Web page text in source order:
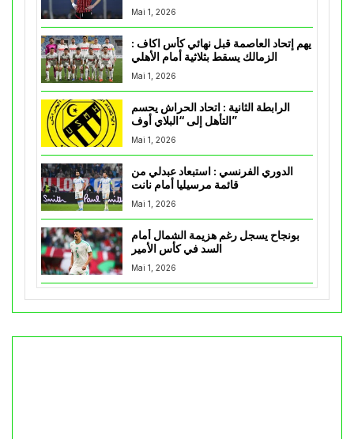
Mai 1, 2026
يهم إتحاد العاصمة قبل نهائي كأس اكاف :
الزمالك يسقط بثلاثية أمام الأهلي
Mai 1, 2026
الرابطة الثانية : اتحاد الحراش يحسم
التأهل إلى “البلاي أوف”
Mai 1, 2026
الدوري الفرنسي : استبعاد عبدلي من
قائمة مرسيليا أمام نانت
Mai 1, 2026
بونجاح يسجل رغم هزيمة الشمال أمام
السد في كأس الأمير
Mai 1, 2026